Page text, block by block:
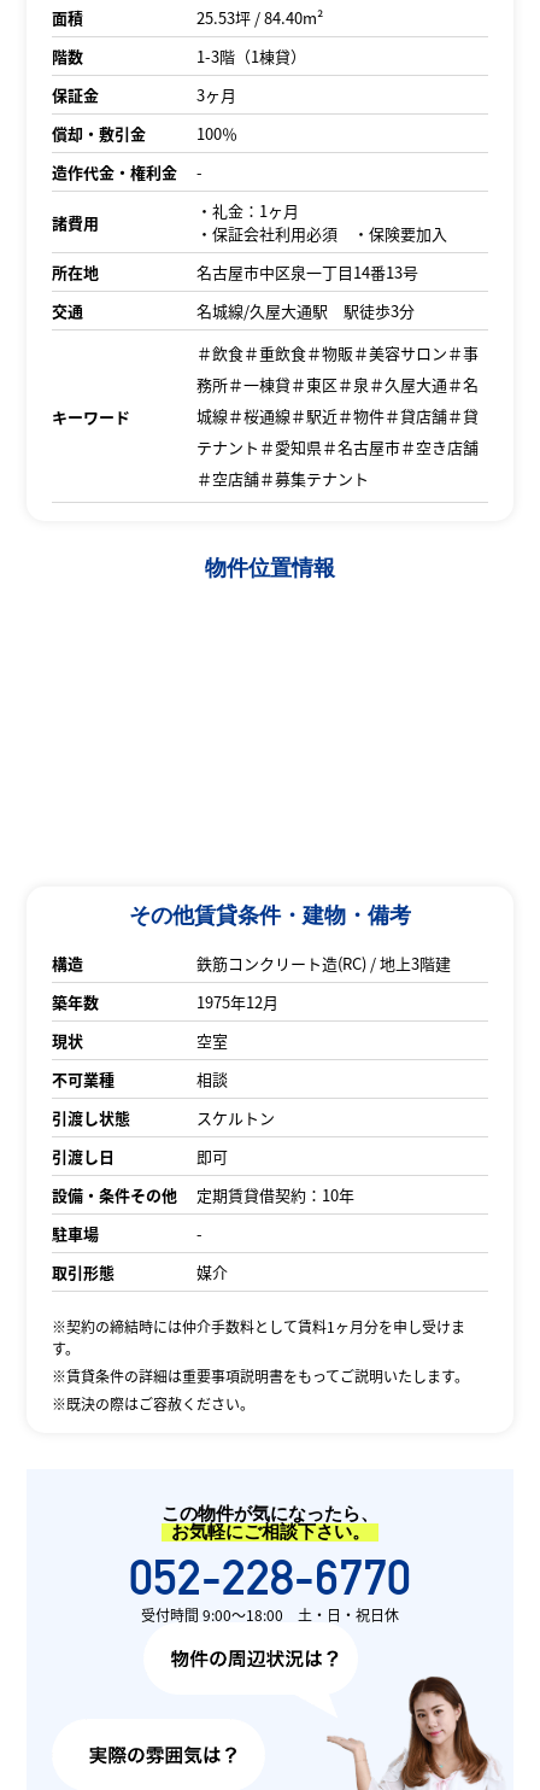
面積
25.53坪 / 84.40m²
階数
1-3階（1棟貸）
保証金
3ヶ月
償却・敷引金
100％
造作代金・権利金
-
諸費用
・礼金：1ヶ月
・保証会社利用必須 ・保険要加入
所在地
名古屋市中区泉一丁目14番13号
交通
名城線/久屋大通駅 駅徒歩3分
キーワード
＃飲食＃重飲食＃物販＃美容サロン＃事
務所＃一棟貸＃東区＃泉＃久屋大通＃名
城線＃桜通線＃駅近＃物件＃貸店舗＃貸
テナント＃愛知県＃名古屋市＃空き店舗
＃空店舗＃募集テナント
物件位置情報
その他賃貸条件・建物・備考
構造
鉄筋コンクリート造(RC) / 地上3階建
築年数
1975年12月
現状
空室
不可業種
相談
引渡し状態
スケルトン
引渡し日
即可
設備・条件その他
定期賃貸借契約：10年
駐車場
-
取引形態
媒介
※契約の締結時には仲介手数料として賃料1ヶ月分を申し受けま
す。
※賃貸条件の詳細は重要事項説明書をもってご説明いたします。
※既決の際はご容赦ください。
この物件が気になったら、
お気軽にご相談下さい。
052-228-6770
受付時間 9:00〜18:00 土・日・祝日休